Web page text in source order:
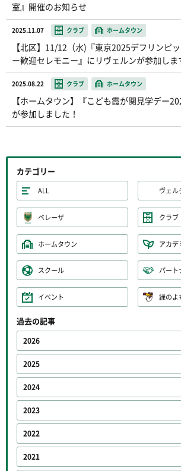
室』開催のお知らせ
2025.11.07 クラブ ホームタウン
【北区】11/12（水)『東京2025デフリンピ
ー歓迎セレモニー』にリヴェルンが参加しま
2025.08.22 クラブ ホームタウン
【ホームタウン】『こども霞が関見学デー
が参加しました！
カテゴリー
ALL ヴェル
ベレーザ クラブ
ホームタウン アカデ
スクール パート
イベント 緑のよ
過去の記事
2026
2025
2024
2023
2022
2021